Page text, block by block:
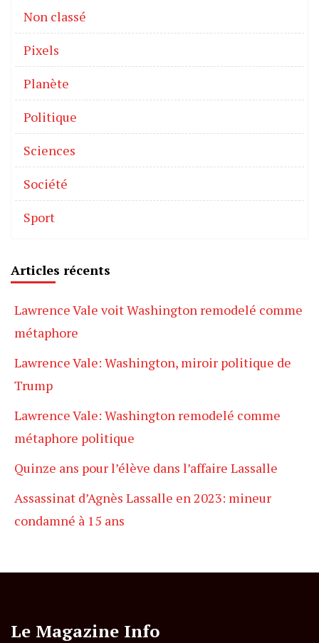
Non classé
Pixels
Planète
Politique
Sciences
Société
Sport
Articles récents
Lawrence Vale voit Washington remodelé comme
métaphore
Lawrence Vale: Washington, miroir politique de
Trump
Lawrence Vale: Washington remodelé comme
métaphore politique
Quinze ans pour l’élève dans l’affaire Lassalle
Assassinat d’Agnès Lassalle en 2023: mineur
condamné à 15 ans
Le Magazine Info